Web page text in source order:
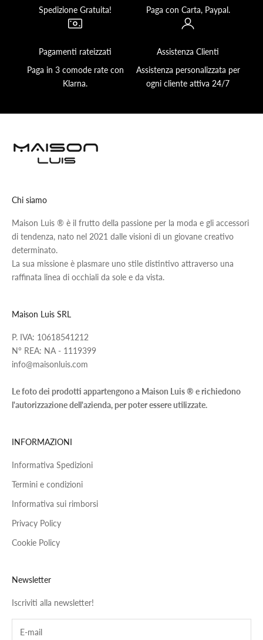
Spedizione Gratuita! Paga con Carta, Paypal.
Pagamenti rateizzati
Paga in 3 comode rate con
Klarna.
Assistenza Clienti
Assistenza personalizzata per
ogni cliente attiva 24/7
Chi siamo
Maison Luis ® è il frutto della passione per la moda e gli accessori
di tendenza, nato nel 2021 dalle visioni di un giovane creativo
determinato.
La sua missione è plasmare uno stile distintivo attraverso una
raffinata linea di occhiali da sole e da vista.
Maison Luis SRL
P. IVA: 10618541212
N° REA: NA - 1119399
info@maisonluis.com
Le foto dei prodotti appartengono a Maison Luis ® e richiedono
l'autorizzazione dell'azienda, per poter essere utilizzate.
INFORMAZIONI
Informativa Spedizioni
Termini e condizioni
Informativa sui rimborsi
Privacy Policy
Cookie Policy
Newsletter
Iscriviti alla newsletter!